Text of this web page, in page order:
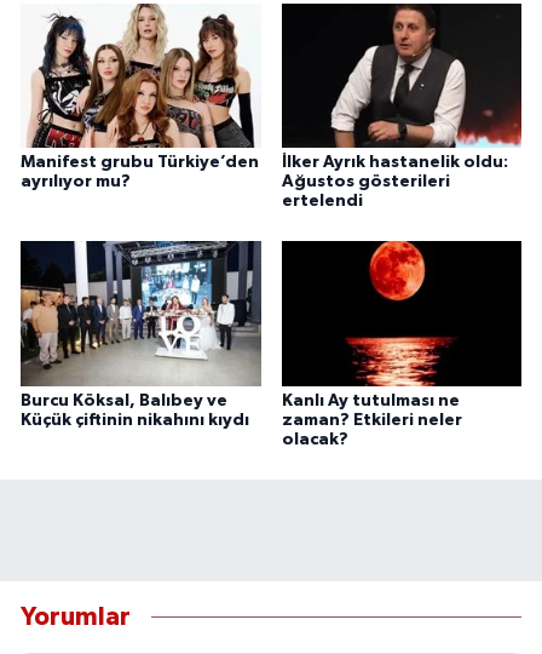
Manifest grubu Türkiye’den
ayrılıyor mu?
İlker Ayrık hastanelik oldu:
Ağustos gösterileri
ertelendi
Burcu Köksal, Balıbey ve
Küçük çiftinin nikahını kıydı
Kanlı Ay tutulması ne
zaman? Etkileri neler
olacak?
Yorumlar